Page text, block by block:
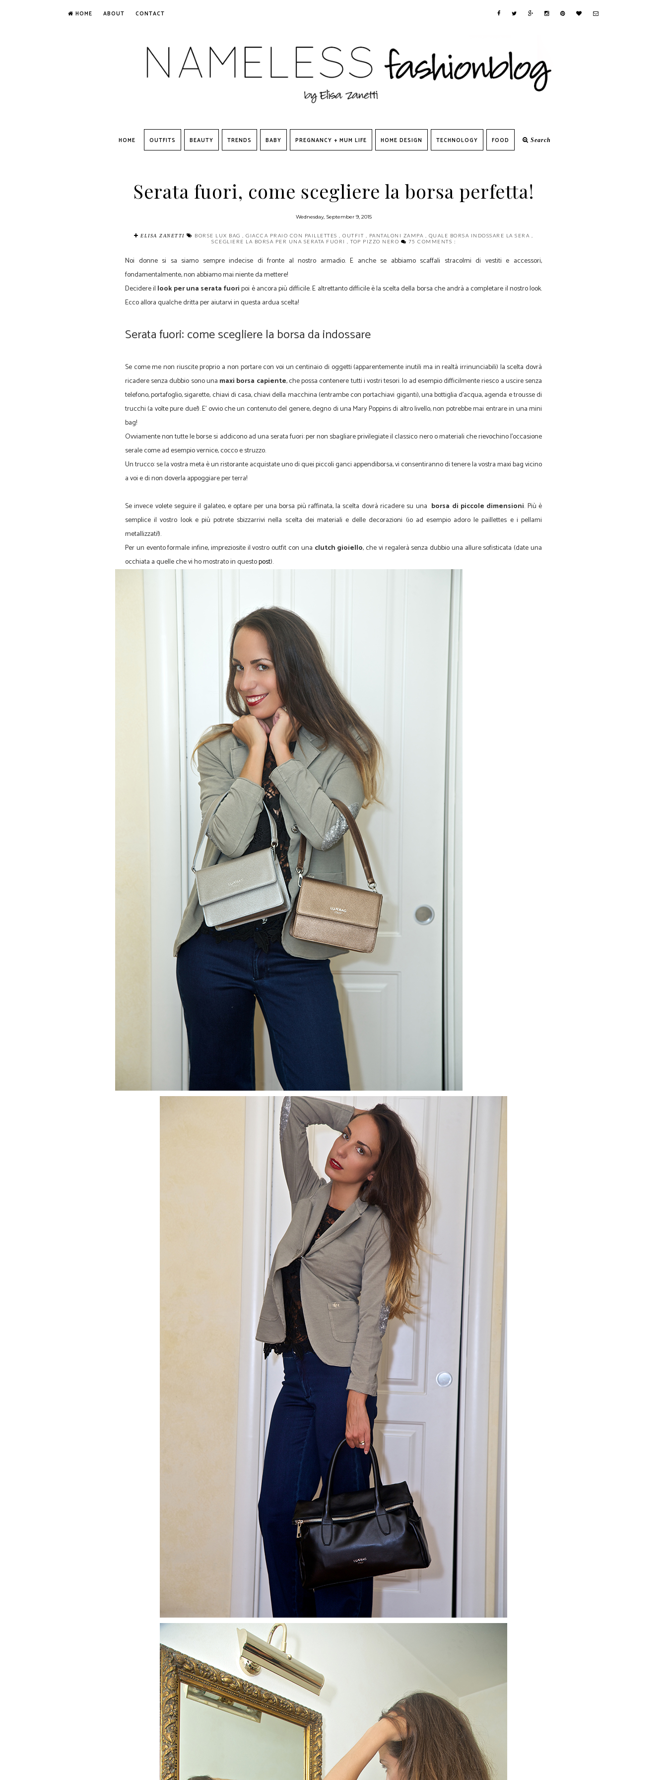
HOME ABOUT CONTACT
HOME OUTFITS BEAUTY TRENDS BABY PREGNANCY + MUM LIFE HOME DESIGN TECHNOLOGY FOOD Search
Serata fuori, come scegliere la borsa perfetta!
Wednesday, September 9, 2015
ELISA ZANETTI BORSE LUX BAG GIACCA PRAIO CON PAILLETTES OUTFIT PANTALONI ZAMPA QUALE BORSA INDOSSARE LA SERA
SCEGLIERE LA BORSA PER UNA SERATA FUORI
,TOP PIZZO NERO 75 COMMENTS :
Noi donne si sa siamo sempre indecise di fronte al nostro armadio. E anche se abbiamo scaffali stracolmi di vestiti e accessori,
fondamentalmente, non abbiamo mai niente da mettere!
Decidere il look per una serata fuoripoi è ancora più difficile. E altrettanto difficile è la scelta della borsa che andrà a completare il nostro look.
Ecco allora qualche dritta per aiutarvi in questa ardua scelta!
Serata fuori: come scegliere la borsa da indossare
Se come me non riuscite proprio a non portare con voi un centinaio di oggetti (apparentemente inutili ma in realtà irrinunciabili) la scelta dovrà
ricadere senza dubbio sono una maxi borsa capiente, che possa contenere tutti i vostri tesori. Io ad esempio difficilmente riesco a uscire senza
telefono, portafoglio, sigarette, chiavi di casa, chiavi della macchina (entrambe con portachiavi giganti), una bottiglia d'acqua, agenda e trousse di
trucchi (a volte pure due!). E' ovvio che un contenuto del genere, degno di una Mary Poppins di altro livello, non potrebbe mai entrare in una mini
bag!
Ovviamente non tutte le borse si addicono ad una serata fuori: per non sbagliare privilegiate il classico nero o materiali che rievochino l'occasione
serale come ad esempio vernice, cocco e struzzo.
Un trucco: se la vostra meta è un ristorante acquistate uno di quei piccoli ganci appendiborsa, vi consentiranno di tenere la vostra maxi bag vicino
a voi e di non doverla appoggiare per terra!
Se invece volete seguire il galateo, e optare per una borsa più raffinata, la scelta dovrà ricadere su una borsa di piccole dimensioni. Più è
semplice il vostro look e più potrete sbizzarrivi nella scelta dei materiali e delle decorazioni (io ad esempio adoro le paillettes e i pellami
metallizzati!).
Per un evento formale infine, impreziosite il vostro outfit con una clutch gioiello, che vi regalerà senza dubbio una allure sofisticata (date una
occhiata a quelle che vi ho mostrato in questopost).